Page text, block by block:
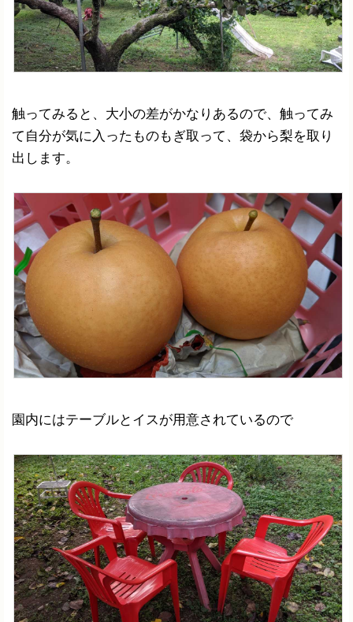
触ってみると、大小の差がかなりあるので、触ってみ
て自分が気に入ったものもぎ取って、袋から梨を取り
出します。
園内にはテーブルとイスが用意されているので